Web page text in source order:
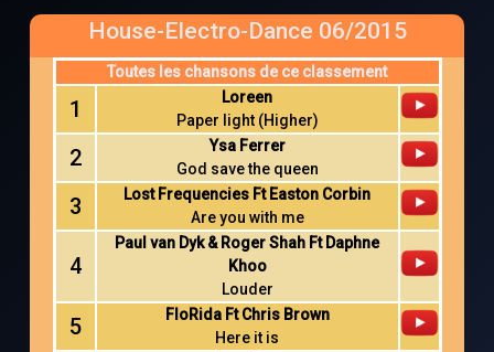
House-Electro-Dance 06/2015
Toutes les chansons de ce classement
1
Loreen
Paper light (Higher)
2
Ysa Ferrer
God save the queen
3
Lost Frequencies Ft Easton Corbin
Are you with me
4
Paul van Dyk & Roger Shah Ft Daphne
Khoo
Louder
5
FloRida Ft Chris Brown
Here it is